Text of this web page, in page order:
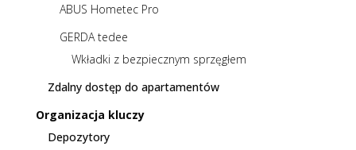
ABUS Hometec Pro
GERDA tedee
Wkładki z bezpiecznym sprzęgłem
Zdalny dostęp do apartamentów
Organizacja kluczy
Depozytory